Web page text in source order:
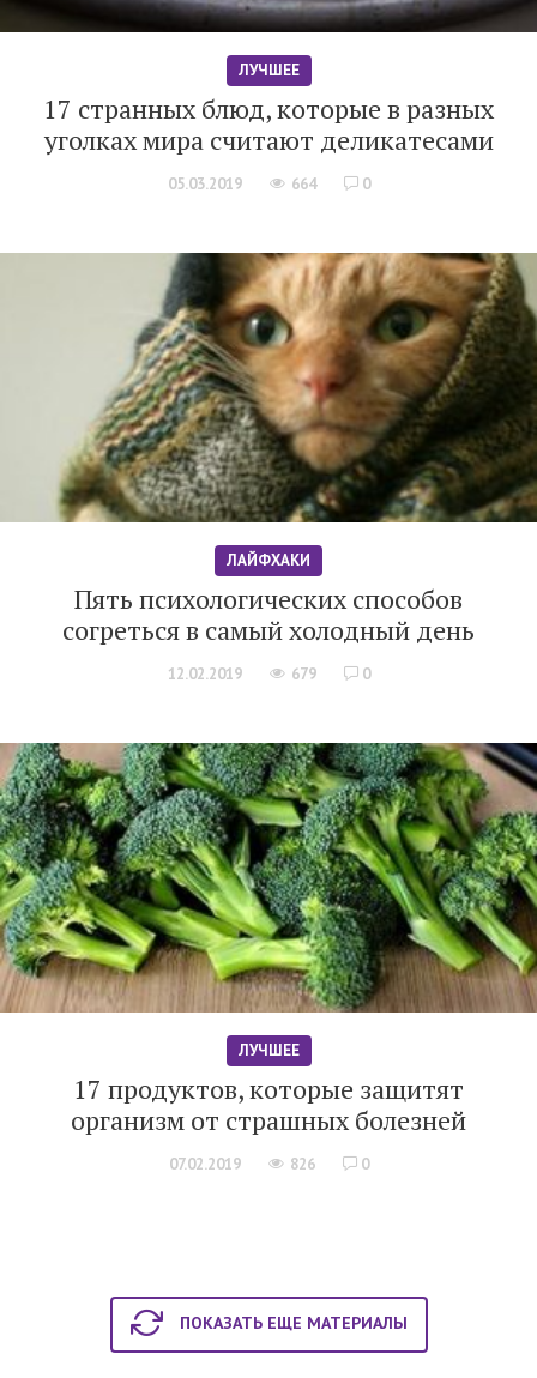
ЛУЧШЕЕ
17 странных блюд, которые в разных
уголках мира считают деликатесами
05.03.2019 664 0
ЛАЙФХАКИ
Пять психологических способов
согреться в самый холодный день
12.02.2019 679 0
ЛУЧШЕЕ
17 продуктов, которые защитят
организм от страшных болезней
07.02.2019 826 0
ПОКАЗАТЬ ЕЩЕ МАТЕРИАЛЫ